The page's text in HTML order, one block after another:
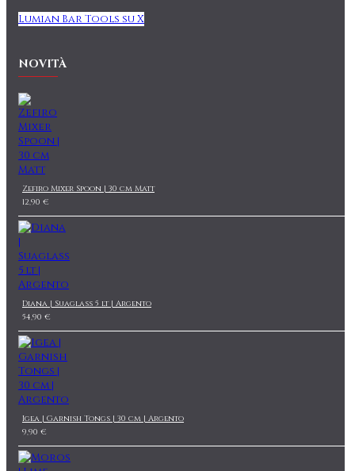
Lumian Bar Tools su X
NOVITÀ
Zefiro Mixer Spoon | 30 cm Matt
12,90 €
Diana | Suaglass 5 lt | Argento
54,90 €
Igea | Garnish Tongs | 30 cm | Argento
9,90 €